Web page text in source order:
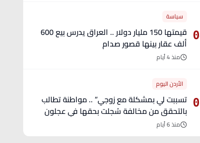
سياسة
قيمتها 150 مليار دولار .. العراق يدرس بيع 600
ألف عقار بينها قصور صدام
منذ 4 أيام
الأردن اليوم
تسببت لي بمشكلة مع زوجي” .. مواطنة تطالب
بالتحقق من مخالفة سُجلت بحقها في عجلون
منذ 6 أيام